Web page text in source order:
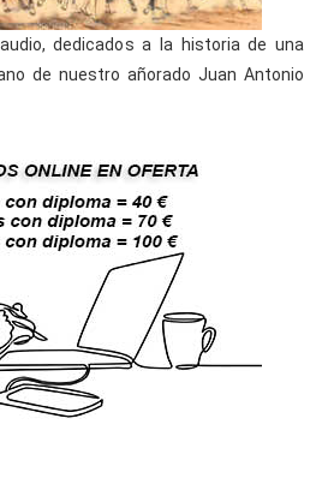
dedicados a la historia de una
de nuestro añorado Juan Antonio